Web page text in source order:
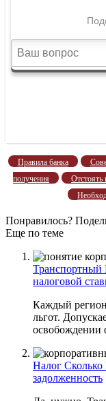
Правила банка
получения
Отстоять
Понравилось?
Еще по теме
налоговой
Каждый регион
льгот.
освобождении
Налог Сколько
задолженность